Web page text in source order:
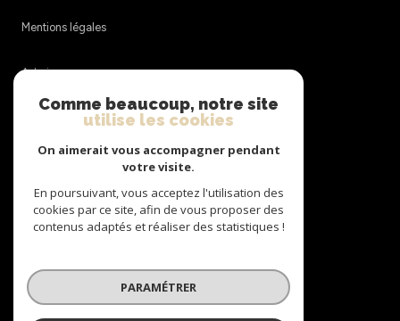
Mentions légales
Admin
Nos honoraires
Cookies
© 2026 | Tous droits réservés
Comme beaucoup, notre site
utilise les cookies
On aimerait vous accompagner pendant
votre visite.
En poursuivant, vous acceptez l'utilisation des
cookies par ce site, afin de vous proposer des
contenus adaptés et réaliser des statistiques !
PARAMÉTRER